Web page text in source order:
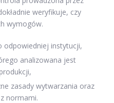
weryfikuje, czy
wymogów.
odpowiedniej instytucji,
analizowana jest
zasady wytwarzania oraz
normami.